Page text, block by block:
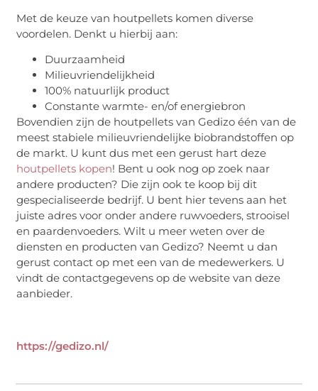
Met de keuze van houtpellets komen diverse
voordelen. Denkt u hierbij aan:
Duurzaamheid
Milieuvriendelijkheid
100% natuurlijk product
Constante warmte- en/of energiebron
Bovendien zijn de houtpellets van Gedizo één van de
meest stabiele milieuvriendelijke biobrandstoffen op
de markt. U kunt dus met een gerust hart deze
houtpellets kopen! Bent u ook nog op zoek naar
andere producten? Die zijn ook te koop bij dit
gespecialiseerde bedrijf. U bent hier tevens aan het
juiste adres voor onder andere ruwvoeders, strooisel
en paardenvoeders. Wilt u meer weten over de
diensten en producten van Gedizo? Neemt u dan
gerust contact op met een van de medewerkers. U
vindt de contactgegevens op de website van deze
aanbieder.
https://gedizo.nl/